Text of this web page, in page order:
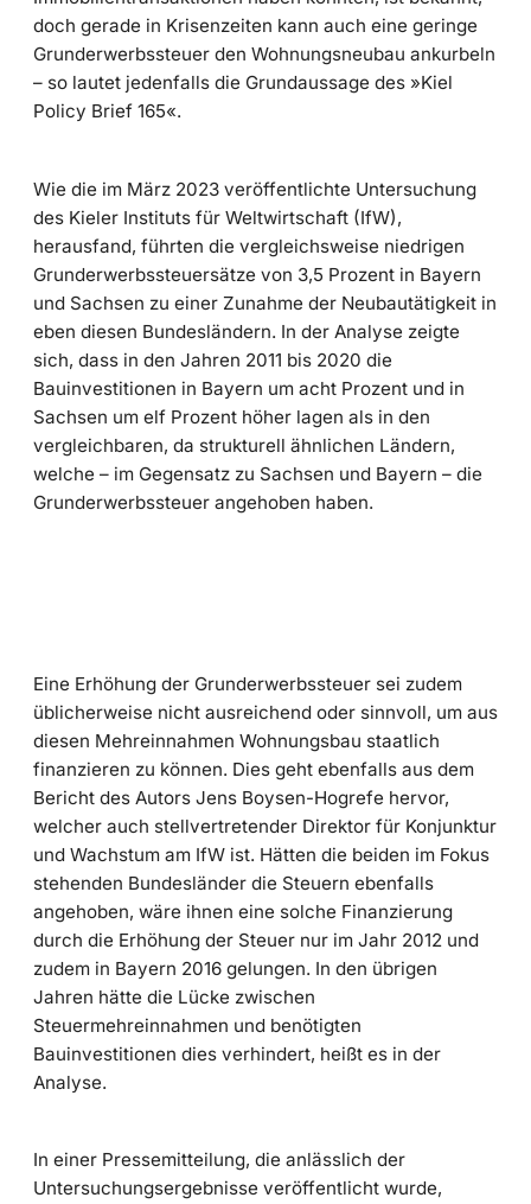
doch gerade in Krisenzeiten kann auch eine geringe
Grunderwerbssteuer den Wohnungsneubau ankurbeln
– so lautet jedenfalls die Grundaussage des »Kiel
Policy Brief 165«.
Wie die im März 2023 veröffentlichte Untersuchung
des Kieler Instituts für Weltwirtschaft (IfW),
herausfand, führten die vergleichsweise niedrigen
Grunderwerbssteuersätze von 3,5 Prozent in Bayern
und Sachsen zu einer Zunahme der Neubautätigkeit in
eben diesen Bundesländern. In der Analyse zeigte
sich, dass in den Jahren 2011 bis 2020 die
Bauinvestitionen in Bayern um acht Prozent und in
Sachsen um elf Prozent höher lagen als in den
vergleichbaren, da strukturell ähnlichen Ländern,
welche – im Gegensatz zu Sachsen und Bayern – die
Grunderwerbssteuer angehoben haben.
Eine Erhöhung der Grunderwerbssteuer sei zudem
üblicherweise nicht ausreichend oder sinnvoll, um aus
diesen Mehreinnahmen Wohnungsbau staatlich
finanzieren zu können. Dies geht ebenfalls aus dem
Bericht des Autors Jens Boysen-Hogrefe hervor,
welcher auch stellvertretender Direktor für Konjunktur
und Wachstum am IfW ist. Hätten die beiden im Fokus
stehenden Bundesländer die Steuern ebenfalls
angehoben, wäre ihnen eine solche Finanzierung
durch die Erhöhung der Steuer nur im Jahr 2012 und
zudem in Bayern 2016 gelungen. In den übrigen
Jahren hätte die Lücke zwischen
Steuermehreinnahmen und benötigten
Bauinvestitionen dies verhindert, heißt es in der
Analyse.
In einer Pressemitteilung, die anlässlich der
Untersuchungsergebnisse veröffentlicht wurde,